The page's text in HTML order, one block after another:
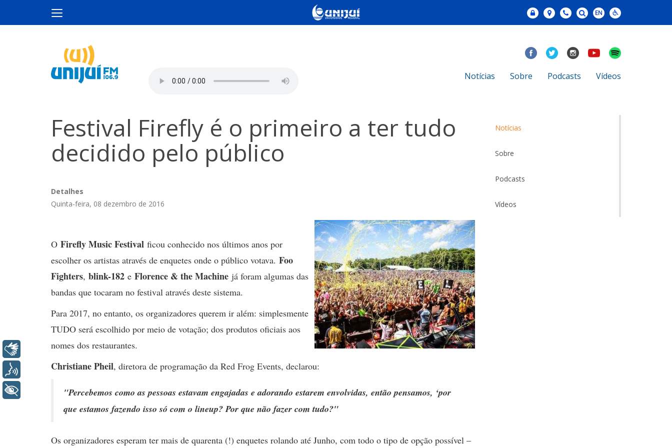
Notícias Sobre Podcasts Vídeos
Festival Firefly é o primeiro a ter tudo
decidido pelo público
Detalhes
Quinta-feira, 08 dezembro de 2016
O Firefly Music Festival ficou conhecido nos últimos anos por
escolher os artistas através de enquetes onde o público votava. Foo
Fighters, blink-182 e Florence & the Machine já foram algumas das
bandas que tocaram no festival através deste sistema.
Para 2017, no entanto, os organizadores querem ir além: simplesmente
TUDO será escolhido por meio de votação; dos produtos oficiais aos
nomes dos restaurantes.
Christiane Pheil, diretora de programação da Red Frog Events, declarou:
"Percebemos como as pessoas estavam engajadas e adorando estarem envolvidas, então pensamos, ‘por
que estamos fazendo isso só com o lineup? Por que não fazer com tudo?"
Os organizadores esperam ter mais de quarenta (!) enquetes rolando até Junho, com todo o tipo de opção possível –
Notícias
Sobre
Podcasts
Vídeos
Libras
+ Acessibilidade